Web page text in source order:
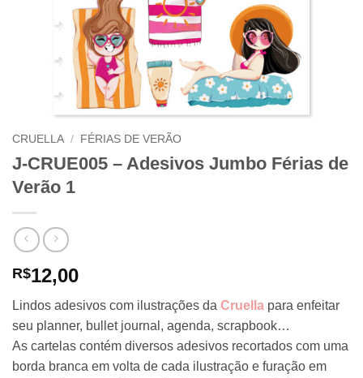
CRUELLA / FÉRIAS DE VERÃO
J-CRUE005 – Adesivos Jumbo Férias de
Verão 1
R$12,00
Lindos adesivos com ilustrações da Cruella para enfeitar
seu planner, bullet journal, agenda, scrapbook…
As cartelas contém diversos adesivos recortados com uma
borda branca em volta de cada ilustração e furação em